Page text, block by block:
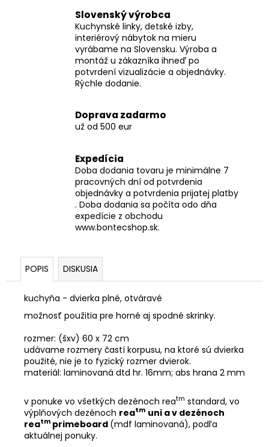
Slovenský výrobca
Kuchynské linky, detské izby,
interiérový nábytok na mieru
vyrábame na Slovensku. Výroba a
montáž u zákazníka ihneď po
potvrdení vizualizácie a objednávky.
Rýchle dodanie.
Doprava zadarmo
už od 500 eur
Expedícia
Doba dodania tovaru je minimálne 7
pracovných dní od potvrdenia
objednávky a potvrdenia prijatej platby
. Doba dodania sa počíta odo dňa
expedície z obchodu
www.bontecshop.sk.
POPIS DISKUSIA
kuchyňa - dvierka plné, otváravé
možnosť použitia pre horné aj spodné skrinky.
rozmer: (šxv) 60 x 72 cm
udávame rozmery častí korpusu, na ktoré sú dvierka
použité, nie je to fyzický rozmer dvierok.
materiál: laminovaná dtd hr. 16mm; abs hrana 2 mm
v ponuke vo všetkých dezénoch reatm standard, vo
výplňových dezénoch reatm uni a v dezénoch
reatm primeboard (mdf laminovaná), podľa
aktuálnej ponuky.